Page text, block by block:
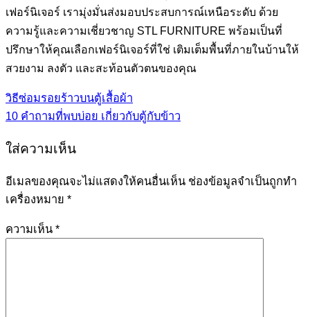
เฟอร์นิเจอร์ เรามุ่งมั่นส่งมอบประสบการณ์เหนือระดับ ด้วย
ความรู้และความเชี่ยวชาญ STL FURNITURE พร้อมเป็นที่
ปรึกษาให้คุณเลือกเฟอร์นิเจอร์ที่ใช่ เติมเต็มพื้นที่ภายในบ้านให้
สวยงาม ลงตัว และสะท้อนตัวตนของคุณ
วิธีซ่อมรอยร้าวบนตู้เสื้อผ้า
10 คำถามที่พบบ่อย เกี่ยวกับตู้กับข้าว
ใส่ความเห็น
อีเมลของคุณจะไม่แสดงให้คนอื่นเห็น ช่องข้อมูลจำเป็นถูกทำ
เครื่องหมาย *
ความเห็น *